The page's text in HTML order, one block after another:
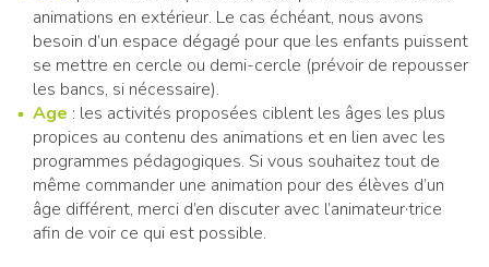
animations en extérieur. Le cas échéant, nous avons
besoin d’un espace dégagé pour que les enfants puissent
se mettre en cercle ou demi-cercle (prévoir de repousser
les bancs, si nécessaire).
Age : les activités proposées ciblent les âges les plus
propices au contenu des animations et en lien avec les
programmes pédagogiques. Si vous souhaitez tout de
même commander une animation pour des élèves d’un
âge différent, merci d’en discuter avec l’animateur·trice
afin de voir ce qui est possible.